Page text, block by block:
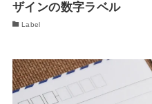
ザインの数字ラベル
Label